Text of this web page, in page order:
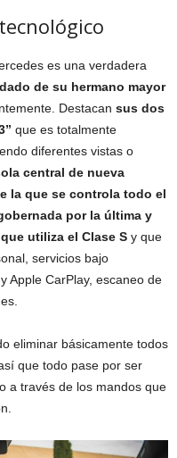
es una verdadera
de su hermano mayor
Destacan sus dos
que es totalmente
diferentes vistas o
central de nueva
la que se controla todo el
por la última y
utiliza el Clase S y que
servicios bajo
Apple CarPlay, escaneo de
eliminar básicamente todos
que todo pase por ser
a través de los mandos que